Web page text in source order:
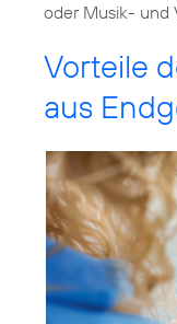
Vorteile
aus